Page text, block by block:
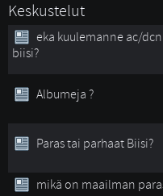
Keskustelut
eka kuulemanne ac/dcn
biisi?
Albumeja ?
Paras tai parhaat Biisi?
mikä on maailman